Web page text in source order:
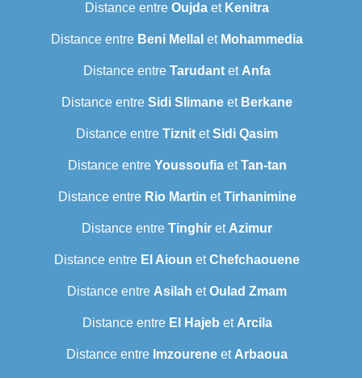
Distance entre Oujda et Kenitra
Distance entre Beni Mellal et Mohammedia
Distance entre Tarudant et Anfa
Distance entre Sidi Slimane et Berkane
Distance entre Tiznit etSidi Qasim
Distance entre YoussoufiaetTan-tan
Distance entre Rio Martin etTirhanimine
Distance entre Tinghir et Azimur
Distance entre El Aioun etChefchaouene
Distance entre Asilah etOulad Zmam
Distance entre El Hajeb et Arcila
Distance entre Imzourene et Arbaoua